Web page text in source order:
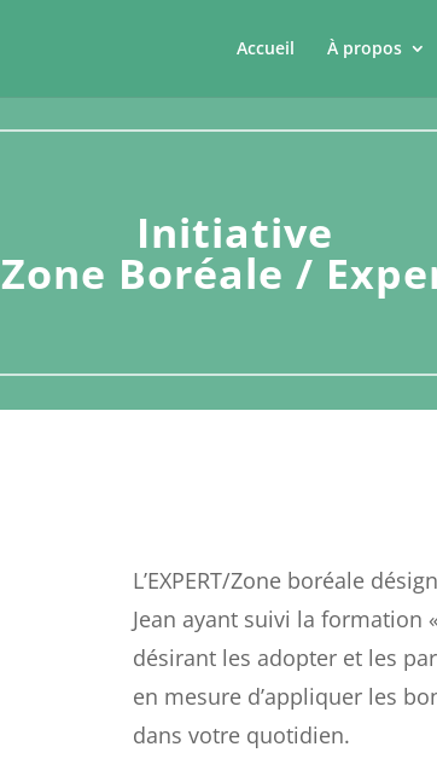
Accueil À propos
Initiative
Zone Boréale /
L’EXPERT/Zone boréale
Jean ayant suivi la formation
désirant les adopter et les
en mesure d’appliquer les
dans votre quotidien.